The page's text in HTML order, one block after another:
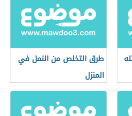
طرق التخلص من النمل في
المنزل